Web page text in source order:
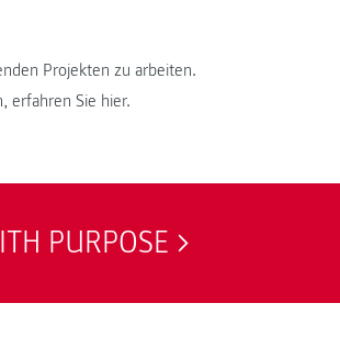
Projekten zu arbeiten.
erfahren Sie hier.
PURPOSE